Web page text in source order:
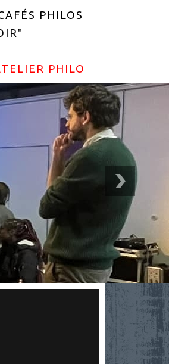
PHILOS
PHILO